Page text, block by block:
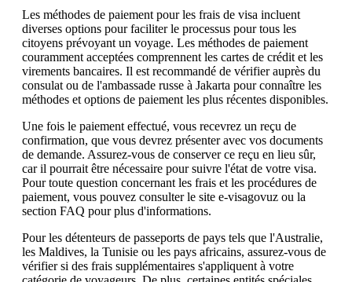
Les méthodes de paiement pour les frais de visa incluent
diverses options pour faciliter le processus pour tous les
citoyens prévoyant un voyage. Les méthodes de paiement
couramment acceptées comprennent les cartes de crédit et les
virements bancaires. Il est recommandé de vérifier auprès du
consulat ou de l'ambassade russe à Jakarta pour connaître les
méthodes et options de paiement les plus récentes disponibles.
Une fois le paiement effectué, vous recevrez un reçu de
confirmation, que vous devrez présenter avec vos documents
de demande. Assurez-vous de conserver ce reçu en lieu sûr,
car il pourrait être nécessaire pour suivre l'état de votre visa.
Pour toute question concernant les frais et les procédures de
paiement, vous pouvez consulter le site e-visagovuz ou la
section FAQ pour plus d'informations.
Pour les détenteurs de passeports de pays tels que l'Australie,
les Maldives, la Tunisie ou les pays africains, assurez-vous de
vérifier si des frais supplémentaires s'appliquent à votre